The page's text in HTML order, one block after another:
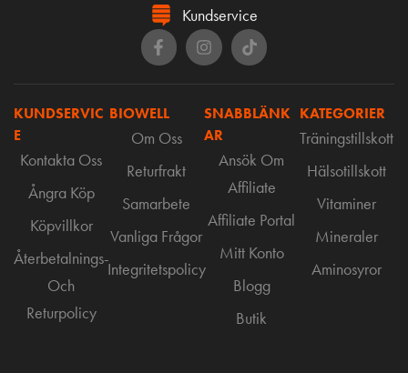
Kundservice
KUNDSERVIC
E
Kontakta Oss
Ångra Köp
Köpvillkor
Återbetalnings-
Och
Returpolicy
BIOWELL
Om Oss
Returfrakt
Samarbete
Vanliga Frågor
Integritetspolicy
SNABBLÄNK
AR
Ansök Om
Affiliate
Affiliate Portal
Mitt Konto
Blogg
Butik
KATEGORIER
Träningstillskott
Hälsotillskott
Vitaminer
Mineraler
Aminosyror